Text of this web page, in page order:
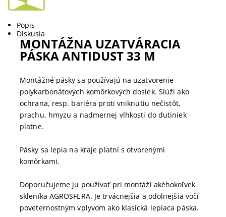
Popis
Diskusia
MONTÁŽNA UZATVÁRACIA
PÁSKA ANTIDUST 33 M
Montážné pásky sa používajú na uzatvorenie
polykarbonátových komôrkových dosiek. Slúži ako
ochrana, resp. bariéra proti vniknutiu nečistôt,
prachu, hmyzu a nadmernej vlhkosti do dutiniek
platne.
Pásky sa lepia na kraje platní s otvorenými
komôrkami.
Doporučujeme ju používať pri montáži akéhokoľvek
skleníka AGROSFERA. Je trvácnejšia a odolnejšia voči
poveternostným vplyvom ako klasická lepiaca páska.